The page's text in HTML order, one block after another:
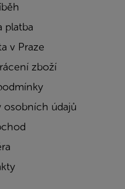
platba
v Praze
zboží
údajů